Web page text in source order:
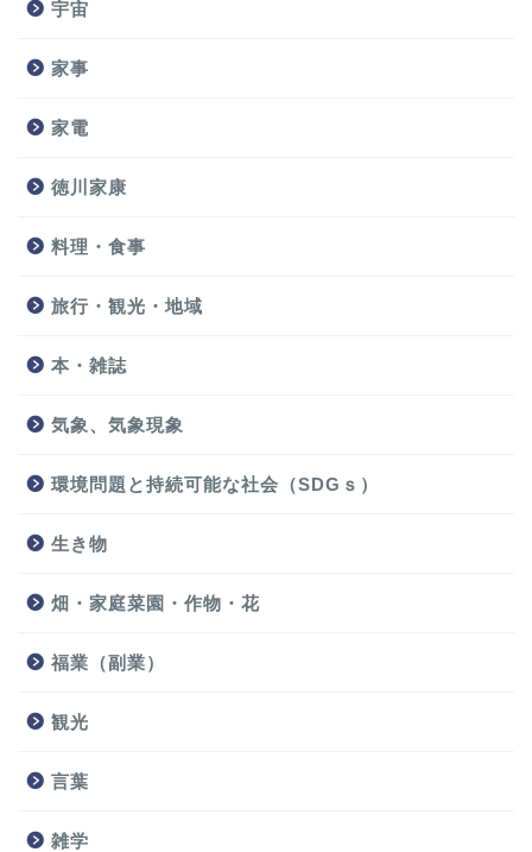
宇宙
家事
家電
徳川家康
料理・食事
旅行・観光・地域
本・雑誌
気象、気象現象
環境問題と持続可能な社会（SDGｓ）
生き物
畑・家庭菜園・作物・花
福業（副業）
観光
言葉
雑学